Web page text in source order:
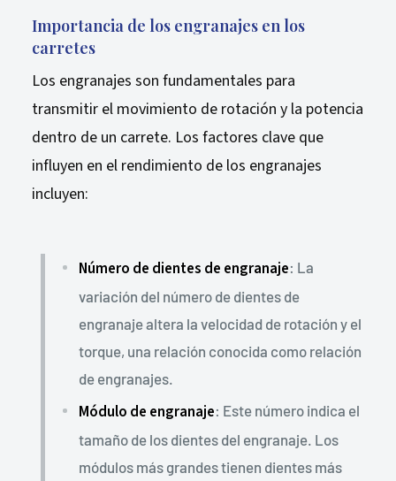
Importancia de los engranajes en los
carretes
Los engranajes son fundamentales para
transmitir el movimiento de rotación y la potencia
dentro de un carrete. Los factores clave que
influyen en el rendimiento de los engranajes
incluyen:
Número de dientes de engranaje: La
variación del número de dientes de
engranaje altera la velocidad de rotación y el
torque, una relación conocida como relación
de engranajes.
Módulo de engranaje: Este número indica el
tamaño de los dientes del engranaje. Los
módulos más grandes tienen dientes más